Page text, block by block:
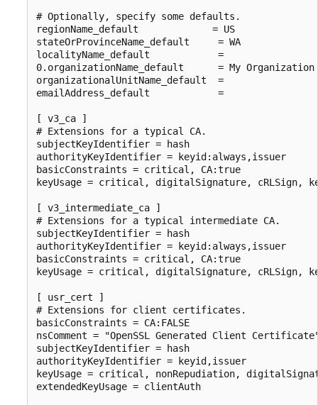
# Optionally, specify some defaults.
regionName_default             = US
stateOrProvinceName_default     = WA
localityName_default            =
0.organizationName_default      = My Organization
organizationalUnitName_default  =
emailAddress_default            =
[ v3_ca ]
# Extensions for a typical CA.
subjectKeyIdentifier = hash
authorityKeyIdentifier = keyid:always,issuer
basicConstraints = critical, CA:true
keyUsage = critical, digitalSignature, cRLSign,
[ v3_intermediate_ca ]
# Extensions for a typical intermediate CA.
subjectKeyIdentifier = hash
authorityKeyIdentifier = keyid:always,issuer
basicConstraints = critical, CA:true
keyUsage = critical, digitalSignature, cRLSign,
[ usr_cert ]
# Extensions for client certificates.
basicConstraints = CA:FALSE
nsComment = "OpenSSL Generated Client
subjectKeyIdentifier = hash
authorityKeyIdentifier = keyid,issuer
keyUsage = critical, nonRepudiation,
extendedKeyUsage = clientAuth